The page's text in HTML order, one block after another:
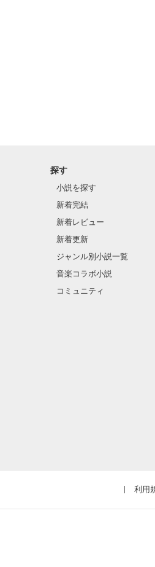
探す
小説を探す
新着完結
新着レビュー
新着更新
ジャンル別小説一覧
音楽コラボ小説
コミュニティ
利用